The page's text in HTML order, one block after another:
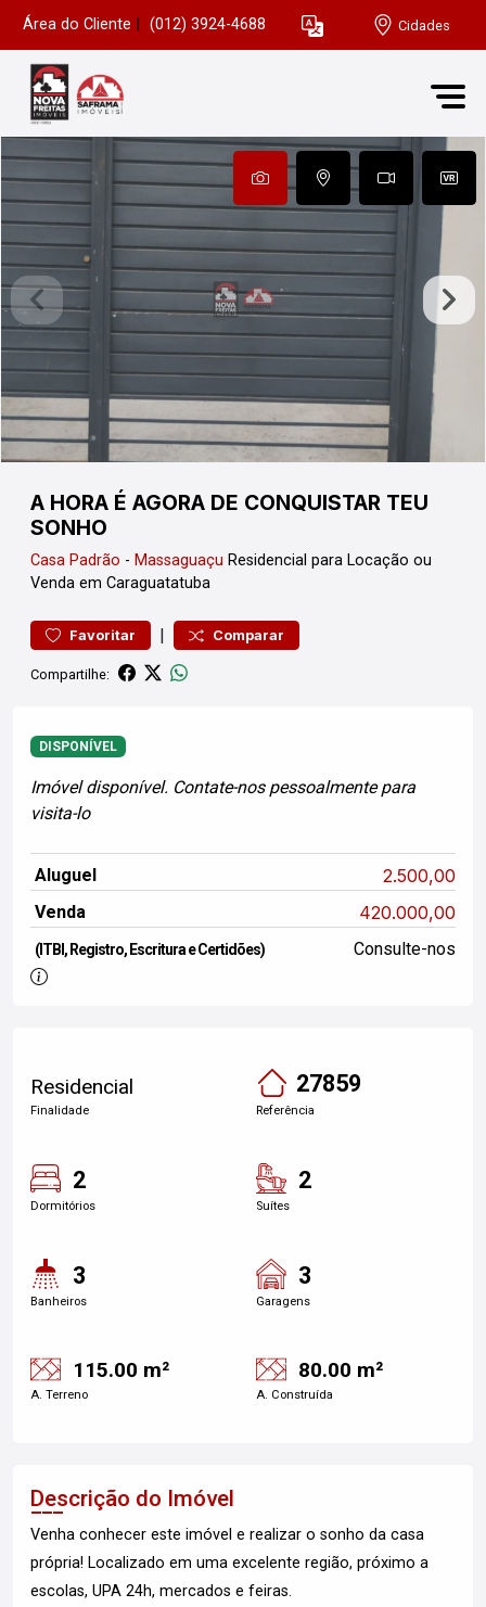
Área do Cliente (012) 3924-4688 Cidades
A HORA É AGORA DE CONQUISTAR TEU
SONHO
Casa Padrão - Massaguaçu Residencial para Locação ou
Venda em Caraguatatuba
Favoritar | Comparar
Compartilhe:
DISPONÍVEL
Imóvel disponível. Contate-nos pessoalmente para
visita-lo
Aluguel 2.500,00
Venda 420.000,00
(ITBI, Registro, Escritura e Certidões) Consulte-nos
Residencial
Finalidade
27859
Referência
2
Dormitórios
2
Suítes
3
Banheiros
3
Garagens
115.00 m²
A. Terreno
80.00 m²
A. Construída
Descrição do Imóvel
Venha conhecer este imóvel e realizar o sonho da casa
própria! Localizado em uma excelente região, próximo a
escolas, UPA 24h, mercados e feiras.